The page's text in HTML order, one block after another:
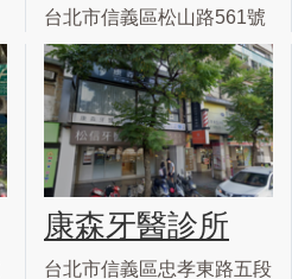
台北市信義區松山路561號
康森牙醫診所
台北市信義區忠孝東路五段